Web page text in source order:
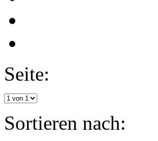
Seite:
Sortieren nach: